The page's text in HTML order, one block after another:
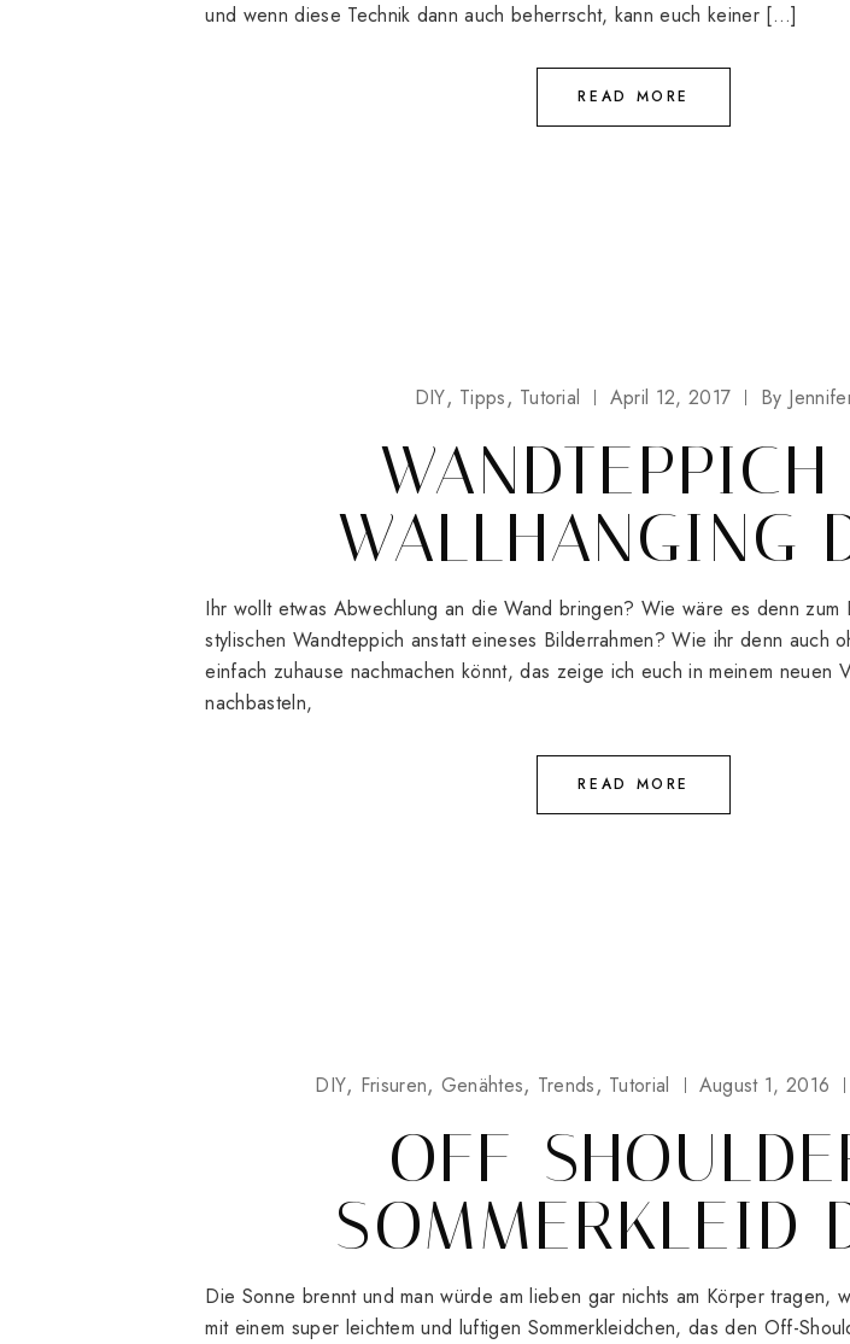
und wenn diese Technik dann auch beherrscht, kann euch keiner […]
READ MORE
DIY Tipps Tutorial April 12, 2017 By
WALLHANGING
Ihr wollt etwas Abwechlung an die Wand bringen? Wie wäre es denn zum
stylischen Wandteppich anstatt eineses Bilderrahmen? Wie ihr denn auch
einfach zuhause nachmachen könnt, das zeige ich euch in meinem neuen
nachbasteln,
READ MORE
DIY Frisuren Genähtes Trends Tutorial August 1, 2016
OFF-
SOMMERKLEID
Die Sonne brennt und man würde am lieben gar nichts am Körper tragen,
mit einem super leichtem und luftigen Sommerkleidchen, das den Off-